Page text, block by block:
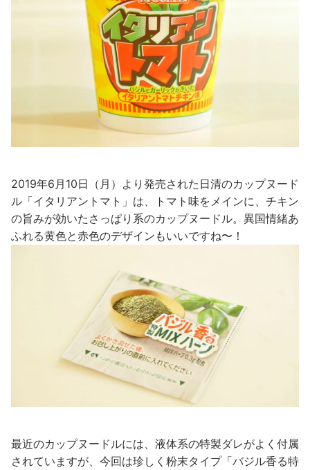
2019年6月10日（月）より発売された日清のカップヌード
ル「イタリアントマト」は、トマト味をメインに、チキン
の旨みが効いたさっぱり系のカップヌードル。異国情緒あ
ふれる黄色と赤色のデザインもいいですね〜！
最近のカップヌードルには、液体系の特製ダレがよく付属
されていますが、今回は珍しく粉末タイプ「バジル香る特